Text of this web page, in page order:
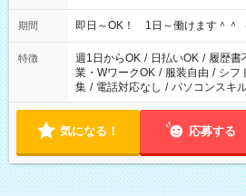
期間 即日～OK！ 1日～働けます＾＾
特徴 週1日からOK / 日払いOK / 履歴書
業・WワークOK / 服装自由 / シフ
集 / 電話対応なし / パソコンスキ
気になる！ 応募する